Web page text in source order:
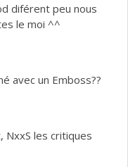
diférent peu nous
le moi ^^
avec un Emboss??
NxxS les critiques